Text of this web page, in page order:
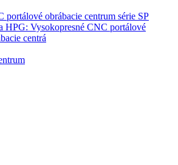
portálové obrábacie centrum série SP
HPG: Vysokopresné CNC portálové
centrá